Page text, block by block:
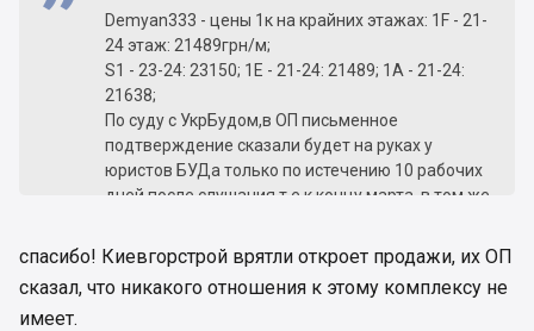
Demyan333 - цены 1к на крайних этажах: 1F - 21-
24 этаж: 21489грн/м;
S1 - 23-24: 23150; 1E - 21-24: 21489; 1A - 21-24:
21638;
По суду с УкрБудом,в ОП письменное
подтверждение сказали будет на руках у
юристов БУДа только по истечению 10 рабочих
дней после слушания т.е к концу марта, в том же
БУДа, и по поводу АТОшников ничего не знают,
а вот МВДшников готовят к переселению, для
них БУД строит отдельное жилье. А да, по
спасибо! Киевгорстрой врятли откроет продажи, их ОП
сказал, что никакого отношения к этому комплексу не
имеет.